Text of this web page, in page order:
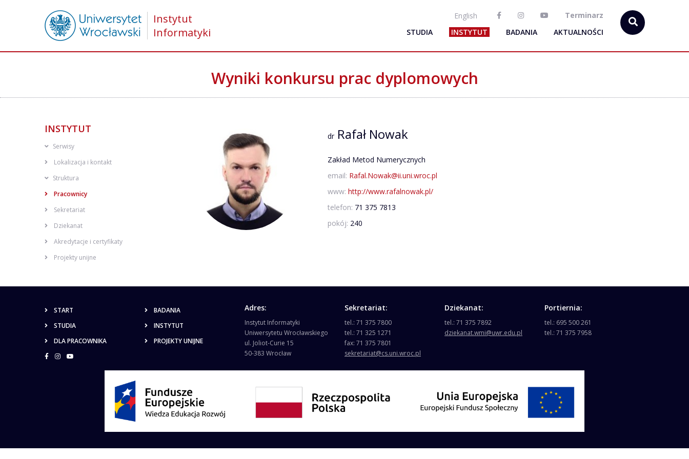
Instytut
Informatyki
English
Terminarz
STUDIA
INSTYTUT BADANIA AKTUALNOŚCI
Wyniki konkursu prac dyplomowych
INSTYTUT
Serwisy
Lokalizacja i kontakt
Struktura
Pracownicy
Sekretariat
Dziekanat
Akredytacje i certyfikaty
Projekty unijne
drRafał Nowak
Zakład Metod Numerycznych
email: Rafal.Nowak@ii.uni.wroc.pl
www: http://www.rafalnowak.pl/
telefon: 71 375 7813
pokój: 240
START
STUDIA
DLA PRACOWNIKA
BADANIA
INSTYTUT
PROJEKTY UNIJNE
Adres:
Instytut Informatyki
Uniwersytetu Wrocławskiego
ul. Joliot-Curie 15
50-383 Wrocław
Sekretariat:
tel.: 71 375 7800
tel.: 71 325 1271
fax: 71 375 7801
sekretariat@cs.uni.wroc.pl
Dziekanat:
tel.: 71 375 7892
dziekanat.wmi@uwr.edu.pl
Portiernia:
tel.: 695 500 261
tel.: 71 375 7958